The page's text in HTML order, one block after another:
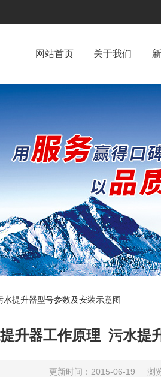
网站首页 关于我们
提升器型号参数及安装示意图
升器工作原理_污水提
更新时间：2015-06-19 浏